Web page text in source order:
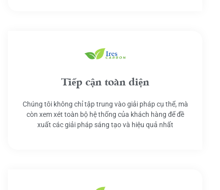
Tiếp cận toàn diện
Chúng tôi không chỉ tập trung vào giải pháp cụ thể, mà
còn xem xét toàn bộ hệ thống của khách hàng để đề
xuất các giải pháp sáng tạo và hiệu quả nhất